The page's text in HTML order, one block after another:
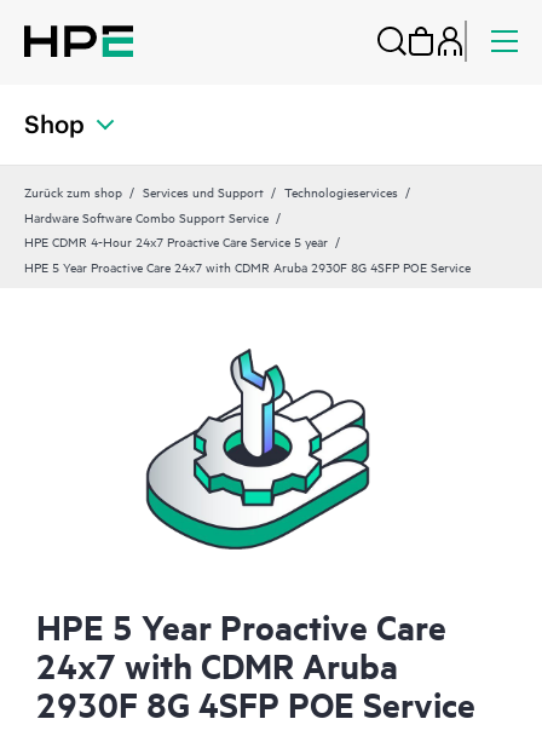
Shop
Zurück zum shop Services und Support
Technologieservices
Hardware Software Combo Support Service
HPE CDMR 4-Hour 24x7 Proactive Care Service 5 year
HPE 5 Year Proactive Care 24x7 with CDMR Aruba 2930F 8G 4SFP POE Service
HPE 5 Year Proactive Care
24x7 with CDMR Aruba
2930F 8G 4SFP POE Service